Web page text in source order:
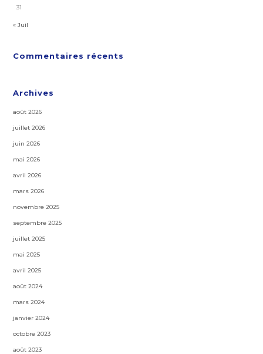
31
« Juil
Commentaires récents
Archives
août 2026
juillet 2026
juin 2026
mai 2026
avril 2026
mars 2026
novembre 2025
septembre 2025
juillet 2025
mai 2025
avril 2025
août 2024
mars 2024
janvier 2024
octobre 2023
août 2023